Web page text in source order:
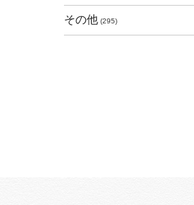
その他 (295)